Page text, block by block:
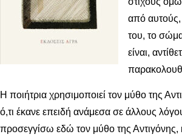
από αυτούς,
του, το
είναι,
Η ποιήτρια χρησιμοποιεί τον μύθο της
ό,τι έκανε επειδή ανάμεσα σε άλλους
προσεγγίσω εδώ τον μύθο της Αντιγόνης,